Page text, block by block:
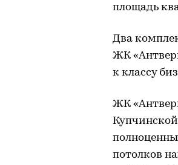
площадь
Два
ЖК
к классу
ЖК
потолков